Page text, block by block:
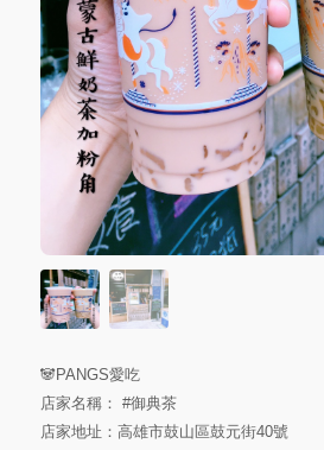
🐼PANGS愛吃
店家名稱： #御典茶
店家地址：高雄市鼓山區鼓元街40號